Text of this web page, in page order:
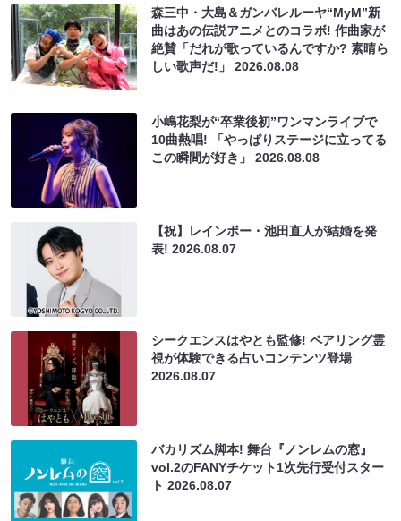
森三中・大島＆ガンバレルーヤ“MyM”新
曲はあの伝説アニメとのコラボ! 作曲家が
絶賛「だれが歌っているんですか? 素晴ら
しい歌声だ!」2026.08.08
小嶋花梨が“卒業後初”ワンマンライブで
10曲熱唱! 「やっぱりステージに立ってる
この瞬間が好き」2026.08.08
【祝】レインボー・池田直人が結婚を発
表!2026.08.07
シークエンスはやとも監修! ペアリング霊
視が体験できる占いコンテンツ登場
2026.08.07
バカリズム脚本! 舞台『ノンレムの窓』
vol.2のFANYチケット1次先行受付スター
ト2026.08.07